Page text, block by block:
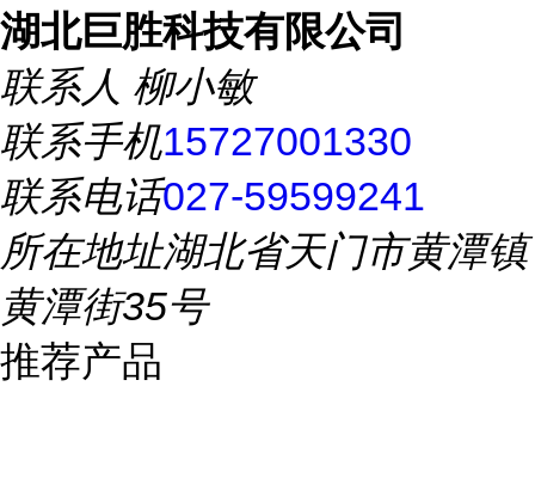
湖北巨胜科技有限公司
联系人 柳小敏
联系手机15727001330
联系电话027-59599241
所在地址湖北省天门市黄潭镇
黄潭街35号
推荐产品